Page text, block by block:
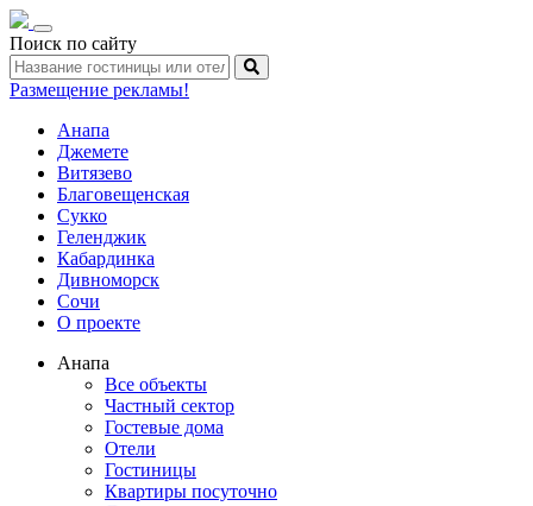
Toggle
navigation
Поиск по сайту
Размещение рекламы!
Анапа
Джемете
Витязево
Благовещенская
Сукко
Геленджик
Кабардинка
Дивноморск
Сочи
О проекте
Анапа
Все объекты
Частный сектор
Гостевые дома
Отели
Гостиницы
Квартиры посуточно